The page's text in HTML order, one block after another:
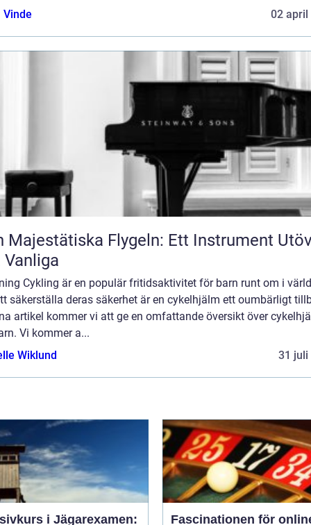
Vinde
02 april
Majestätiska Flygeln: Ett Instrument
Vanliga
Cykling är en populär fritidsaktivitet för barn runt om i
säkerställa deras säkerhet är en cykelhjälm ett oumbärligt
artikel kommer vi att ge en omfattande översikt över
Vi kommer a...
Wiklund
31 juli
i Jägarexamen: Fascinationen för